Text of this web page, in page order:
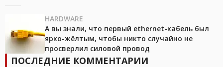
HARDWARE
А вы знали, что первый ethernet-кабель был
ярко-жёлтым, чтобы никто случайно не
просверлил силовой провод
ПОСЛЕДНИЕ КОММЕНТАРИИ